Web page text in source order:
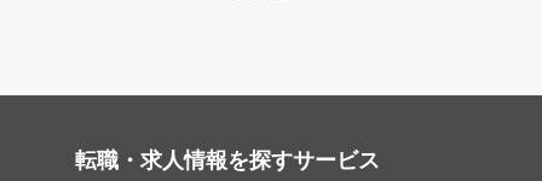
転職・求人情報を探すサービス